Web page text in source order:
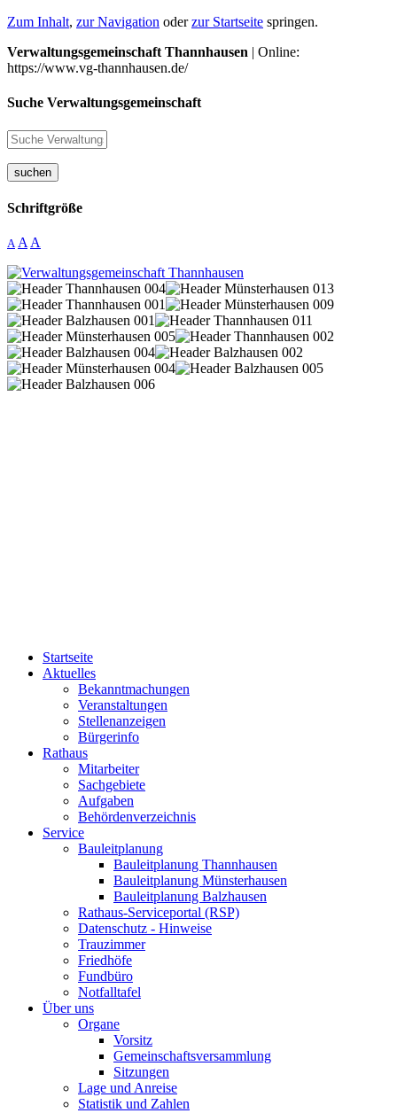
Zum Inhalt, zur Navigation oderzur Startseite springen.
Verwaltungsgemeinschaft Thannhausen | Online:
https://www.vg-thannhausen.de/
Suche Verwaltungsgemeinschaft
suchen
Schriftgröße
A A A
Startseite
Aktuelles
Bekanntmachungen
Veranstaltungen
Stellenanzeigen
Bürgerinfo
Rathaus
Mitarbeiter
Sachgebiete
Aufgaben
Behördenverzeichnis
Service
Bauleitplanung
Bauleitplanung Thannhausen
Bauleitplanung Münsterhausen
Bauleitplanung Balzhausen
Rathaus-Serviceportal (RSP)
Datenschutz - Hinweise
Trauzimmer
Friedhöfe
Fundbüro
Notfalltafel
Über uns
Organe
Vorsitz
Gemeinschaftsversammlung
Sitzungen
Lage und Anreise
Statistik und Zahlen